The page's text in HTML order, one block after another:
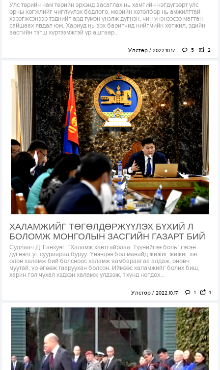
Улс төрийн нам төрийн эрхэнд засаглах нь хамгийн нэгдүгээрт улс
орны хөгжлийг чиглүүлэх бодлого, мөрийн хөтөлбөр нь амжилттай
хэрэгжсэнээр тэднийг ард түмэн үнэлж дүгнэн, чин үнэнээсээ магтан
сайшаах явдал юм. Хариуд нь эрх баригчид нийгмийн хөгжил, эдийн
засгийн тэгш хүртээмжтэй үр ашгаар...
Улстөр 2022.10.17 5 2
ХАЛАМЖИЙГ ТӨГӨЛДӨРЖҮҮЛЭХ БҮХИЙ Л
БОЛОМЖ МОНГОЛЫН ЗАСГИЙН ГАЗАРТ БИЙ
Судлаач Д. Ганхуяг: "Халамж хавтгайрлаа. Түүнийгээ боль" гэсэн
дүгнэлт уг сууриараа буруу. Үнэндээ бол манайд жижиг жижиг хэт
олон халамж бий болсноос халамж замбараагаа алдаж, оновч
муутай, үр өгөөж тааруухан болсон. Иймээс халамжийг болих биш,
харин гол чухал хэдхэн халамж үлдээж, 1 хүнд ногдох...
Улстөр 2022.10.17 1 1